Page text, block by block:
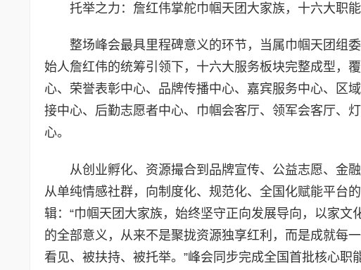
托举之力：詹红伟掌舵巾帼天团大家族，十六大职
整场峰会最具里程碑意义的环节，当属巾帼天团组
始人詹红伟的统筹引领下，十六大服务板块完整成型，
心、荣誉表彰中心、品牌传播中心、嘉宾服务中心、区
接中心、后勤志愿者中心、巾帼会客厅、领军会客厅、
心。
从创业孵化、资源撮合到品牌宣传、公益志愿、金
从单纯情感社群，向制度化、规范化、全国化赋能平台
辑：“巾帼天团大家族，始终坚守正向发展导向，以家
的全部意义，从来不是聚拢资源独享红利，而是成就每
看见、被扶持、被托举。”峰会同步完成全国首批核心